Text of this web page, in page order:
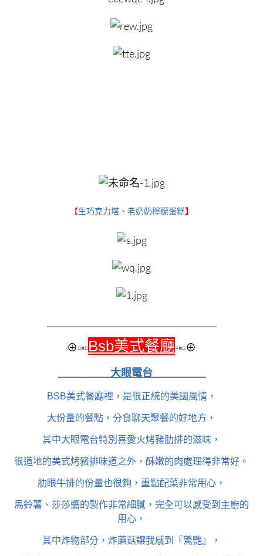
【生巧克力塔、老奶奶檸檬蛋糕】
⊕▫▪▫Bsb美式餐廳▫▪▫⊕
大眼電台
BSB美式餐廳裡，是很正統的美國風情，
大份量的餐點，分食聊天聚餐的好地方，
其中大眼電台特別喜愛火烤豬肋排的滋味，
很道地的美式烤豬排味道之外，酥嫩的肉處理得非常好。
肋眼牛排的份量也很夠，重點配菜非常用心，
馬鈴薯、莎莎醬的製作非常細膩，完全可以感受到主廚的
用心，
其中炸物部分，炸蘑菇讓我感到『驚艷』，